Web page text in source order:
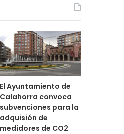
El Ayuntamiento de
Calahorra convoca
subvenciones para la
adquisión de
medidores de CO2